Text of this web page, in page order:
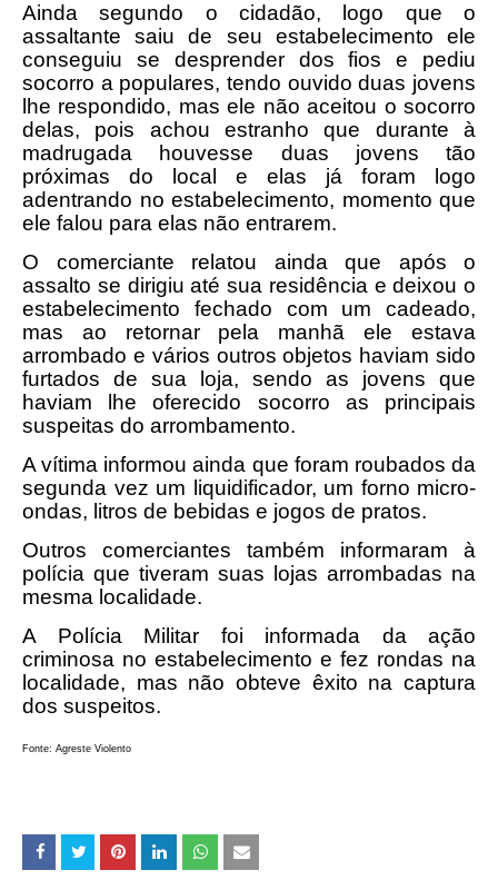
Ainda segundo o cidadão, logo que o
assaltante saiu de seu estabelecimento ele
conseguiu se desprender dos fios e pediu
socorro a populares, tendo ouvido duas jovens
lhe respondido, mas ele não aceitou o socorro
delas, pois achou estranho que durante à
madrugada houvesse duas jovens tão
próximas do local e elas já foram logo
adentrando no estabelecimento, momento que
ele falou para elas não entrarem.
O comerciante relatou ainda que após o
assalto se dirigiu até sua residência e deixou o
estabelecimento fechado com um cadeado,
mas ao retornar pela manhã ele estava
arrombado e vários outros objetos haviam sido
furtados de sua loja, sendo as jovens que
haviam lhe oferecido socorro as principais
suspeitas do arrombamento.
A vítima informou ainda que foram roubados da
segunda vez um liquidificador, um forno micro-
ondas, litros de bebidas e jogos de pratos.
Outros comerciantes também informaram à
polícia que tiveram suas lojas arrombadas na
mesma localidade.
A Polícia Militar foi informada da ação
criminosa no estabelecimento e fez rondas na
localidade, mas não obteve êxito na captura
dos suspeitos.
Fonte: Agreste Violento